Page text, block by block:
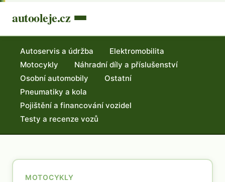
autooleje.cz
Autoservis a údržba
Elektromobilita
Motocykly
Náhradní díly a příslušenství
Osobní automobily
Ostatní
Pneumatiky a kola
Pojištění a financování vozidel
Testy a recenze vozů
MOTOCYKLY